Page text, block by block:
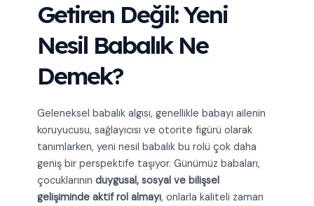
Getiren Değil: Yeni
Nesil Babalık Ne
Demek?
Geleneksel babalık algısı, genellikle babayı ailenin
koruyucusu, sağlayıcısı ve otorite figürü olarak
tanımlarken, yeni nesil babalık bu rolü çok daha
geniş bir perspektife taşıyor. Günümüz babaları,
çocuklarının duygusal, sosyal ve bilişsel
gelişiminde aktif rol almayı, onlarla kaliteli zaman